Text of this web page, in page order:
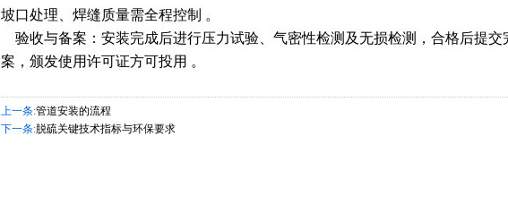
坡口处理、焊缝质量需全程控制 。‌‌
验收与备案‌：安装完成后进行压力试验、气密性检测及无损检测，合格后提交
案，颁发使用许可证方可投用 。‌
上一条:管道安装的流程
下一条:脱硫关键技术指标与环保要求